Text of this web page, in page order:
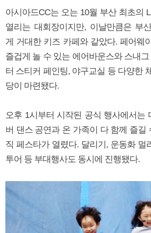
아시아드CC는 오는 10월 부산 최초의
열리는 대회장이지만, 이날만큼은 부
게 거대한 키즈 카페와 같았다. 페어웨
즐겁게 놀 수 있는 에어바운스와 스내
터 스티커 페인팅, 야구교실 등 다양한
당이 마련됐다.
오후 1시부터 시작된 공식 행사에서는
버 댄스 공연과 온 가족이 다 함께 즐길
직 페스타가 열렸다. 달리기, 운동화 멀
투어 등 부대행사도 동시에 진행됐다.